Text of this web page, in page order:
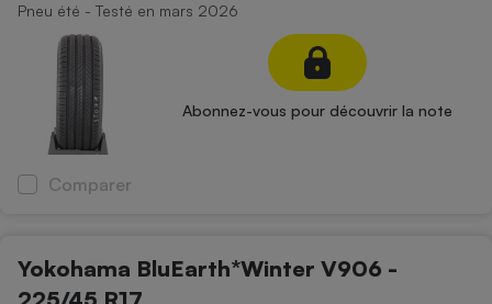
Pneu été - Testé en mars 2026
Abonnez-vous pour découvrir la note
Comparer
Yokohama BluEarth*Winter V906 -